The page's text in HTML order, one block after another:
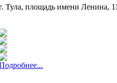
Тула, площадь имени Ленина,